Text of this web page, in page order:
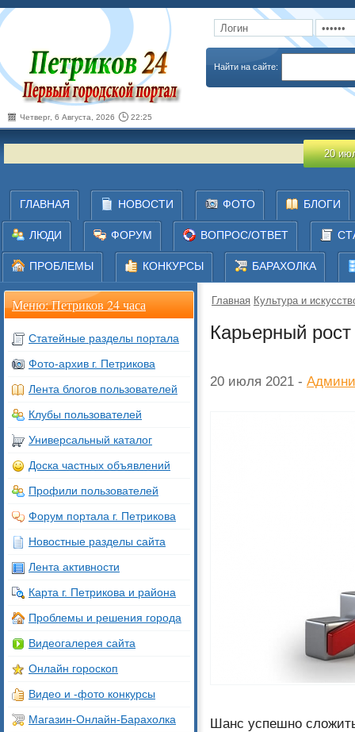
Запомнить Забыли
Найти на сайте:
Четверг, 6 Августа, 2026 22:25
20 июля 2026
ГЛАВНАЯ НОВОСТИ ФОТО БЛОГИ
ЛЮДИ ФОРУМ ВОПРОС/ОТВЕТ
ПРОБЛЕМЫ КОНКУРСЫ БАРАХОЛКА
Главная Культура и
Карьерный
20 июля 2021 -
Шанс успешно
Меню: Петриков 24 часа
Статейные разделы портала
Фото-архив г. Петрикова
Лента блогов пользователей
Клубы пользователей
Универсальный каталог
Доска частных объявлений
Профили пользователей
Форум портала г. Петрикова
Новостные разделы сайта
Лента активности
Карта г. Петрикова и района
Проблемы и решения города
Видеогалерея сайта
Онлайн гороскоп
Видео и -фото конкурсы
Магазин-Онлайн-Барахолка